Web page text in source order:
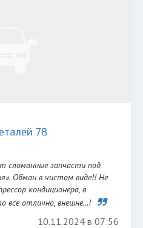
78
сломанные запчасти под
Обман в чистом виде!! Не
кондиционера, в
все отлично, внешне...!
10.11.2024 в 07:56